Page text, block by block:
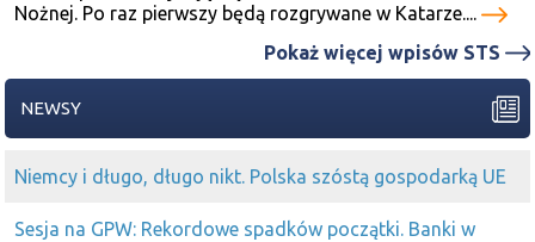
Nożnej. Po raz pierwszy będą rozgrywane w Katarze....
Pokaż więcej wpisów STS
NEWSY
Niemcy i długo, długo nikt. Polska szóstą gospodarką UE
Sesja na GPW: Rekordowe spadków początki. Banki w